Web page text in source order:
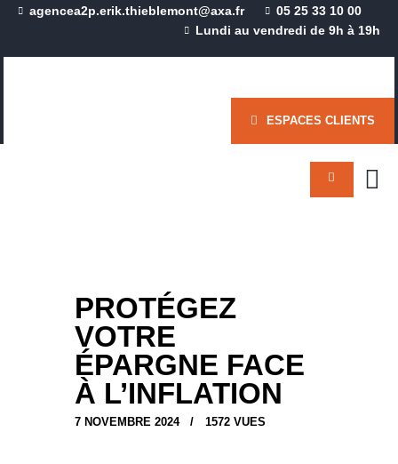
agencea2p.erik.thieblemont@axa.fr
05 25 33 10 00
Lundi au vendredi de 9h à 19h
ESPACES CLIENTS
CABINET THIÉBLEMONT
COLLECTIVES
CONTACTS
PROTÉGEZ
VOTRE
ÉPARGNE FACE
À L’INFLATION
7 NOVEMBRE 2024 1572 VUES